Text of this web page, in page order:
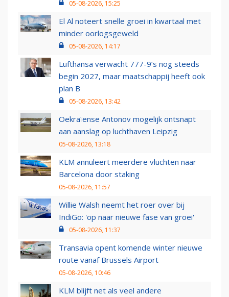
05-08-2026, 15:25
El Al noteert snelle groei in kwartaal met
minder oorlogsgeweld
05-08-2026, 14:17
Lufthansa verwacht 777-9’s nog steeds
begin 2027, maar maatschappij heeft ook
plan B
05-08-2026, 13:42
Oekraïense Antonov mogelijk ontsnapt
aan aanslag op luchthaven Leipzig
05-08-2026, 13:18
KLM annuleert meerdere vluchten naar
Barcelona door staking
05-08-2026, 11:57
Willie Walsh neemt het roer over bij
IndiGo: 'op naar nieuwe fase van groei'
05-08-2026, 11:37
Transavia opent komende winter nieuwe
route vanaf Brussels Airport
05-08-2026, 10:46
KLM blijft net als veel andere